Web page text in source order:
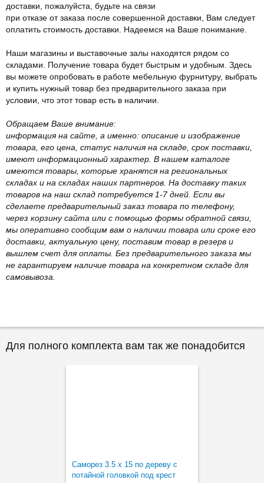
доставки, пожалуйста, будьте на связи
при отказе от заказа после совершенной доставки, Вам следует
оплатить стоимость доставки. Надеемся на Ваше понимание.
Наши магазины и выставочные залы находятся рядом со
складами. Получение товара будет быстрым и удобным. Здесь
вы можете опробовать в работе мебельную фурнитуру, выбрать
и купить нужный товар без предварительного заказа при
условии, что этот товар есть в наличии.
Обращаем Ваше внимание:
информация на сайте, а именно: описание и изображение
товара, его цена, статус наличия на складе, срок поставки,
имеют информационный характер. В нашем каталоге
имеются товары, которые хранятся на региональных
складах и на складах наших партнеров. На доставку таких
товаров на наш склад потребуется 1-7 дней. Если вы
сделаете предварительный заказ товара по телефону,
через корзину сайта или с помощью формы обратной связи,
мы оперативно сообщим вам о наличии товара или сроке его
доставки, актуальную цену, поставим товар в резерв и
вышлем счет для оплаты. Без предварительного заказа мы
не гарантируем наличие товара на конкретном складе для
самовывоза.
Для полного комплекта вам так же понадобится
Саморез 3.5 х 15 по дереву с
потайной головкой под крест